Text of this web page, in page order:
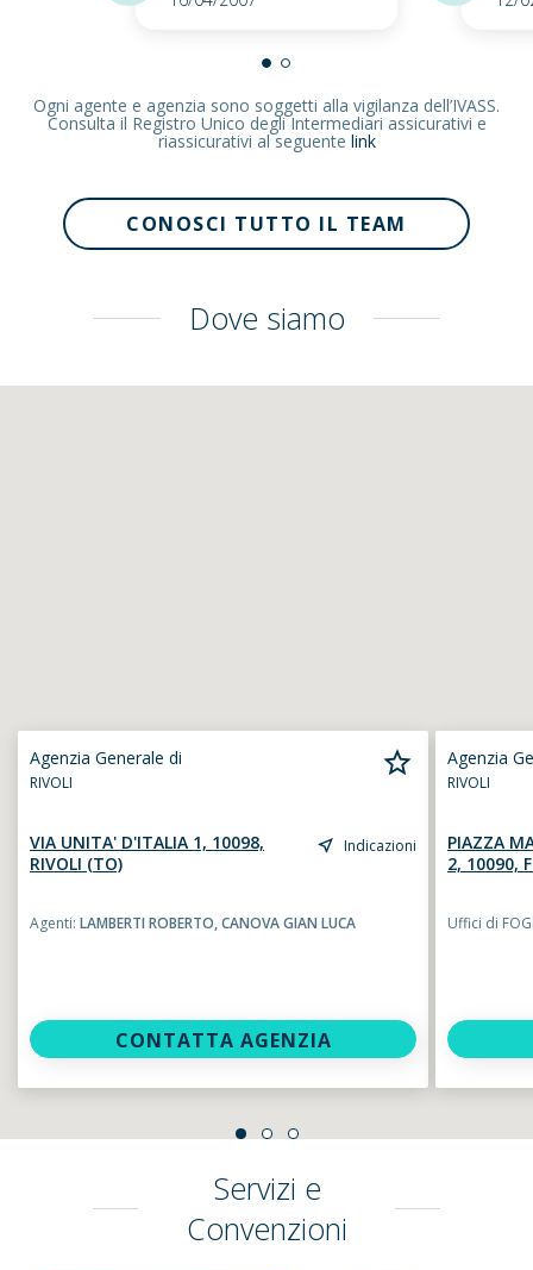
Ogni agente e agenzia sono soggetti alla vigilanza dell’IVASS.
Consulta il Registro Unico degli Intermediari assicurativi e
riassicurativi al seguente link
CONOSCI TUTTO IL TEAM
Dove siamo
Agenzia Generale di
RIVOLI
VIA UNITA' D'ITALIA 1, 10098,
RIVOLI (TO)
Indicazioni
Agenti: LAMBERTI ROBERTO,CANOVA GIAN LUCA
CONTATTA AGENZIA
Agenzia
RIVOLI
PIAZZA
2, 10090,
Uffici di
Servizi e
Convenzioni